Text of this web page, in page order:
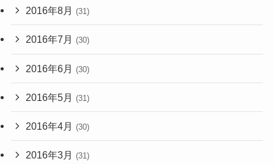
2016年8月 (31)
2016年7月 (30)
2016年6月 (30)
2016年5月 (31)
2016年4月 (30)
2016年3月 (31)